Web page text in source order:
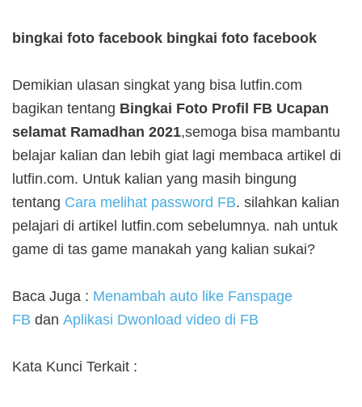
bingkai foto facebook bingkai foto facebook
Demikian ulasan singkat yang bisa lutfin.com
bagikan tentang Bingkai Foto Profil FB Ucapan
selamat Ramadhan 2021,semoga bisa mambantu
belajar kalian dan lebih giat lagi membaca artikel di
lutfin.com. Untuk kalian yang masih bingung
tentang Cara melihat password FB. silahkan kalian
pelajari di artikel lutfin.com sebelumnya. nah untuk
game di tas game manakah yang kalian sukai?
Baca Juga : Menambah auto like Fanspage
FB dan Aplikasi Dwonload video di FB
Kata Kunci Terkait :